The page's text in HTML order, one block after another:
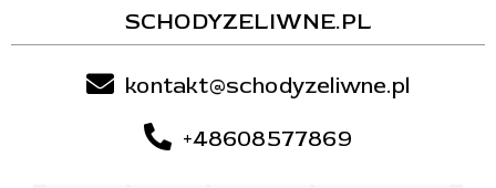
SCHODYZELIWNE.PL
kontakt@schodyzeliwne.pl
+48608577869